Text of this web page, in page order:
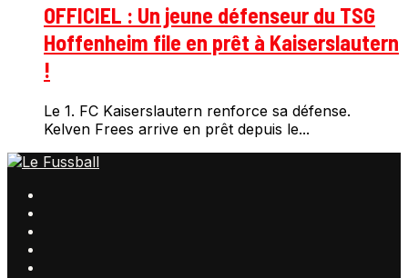
OFFICIEL : Un jeune défenseur du TSG
Hoffenheim file en prêt à Kaiserslautern
!
Le 1. FC Kaiserslautern renforce sa défense.
Kelven Frees arrive en prêt depuis le...